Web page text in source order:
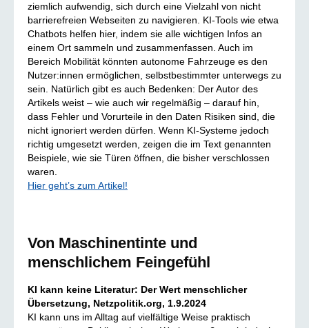
ziemlich aufwendig, sich durch eine Vielzahl von nicht
barrierefreien Webseiten zu navigieren. KI-Tools wie etwa
Chatbots helfen hier, indem sie alle wichtigen Infos an
einem Ort sammeln und zusammenfassen. Auch im
Bereich Mobilität könnten autonome Fahrzeuge es den
Nutzer:innen ermöglichen, selbstbestimmter unterwegs zu
sein. Natürlich gibt es auch Bedenken: Der Autor des
Artikels weist – wie auch wir regelmäßig – darauf hin,
dass Fehler und Vorurteile in den Daten Risiken sind, die
nicht ignoriert werden dürfen. Wenn KI-Systeme jedoch
richtig umgesetzt werden, zeigen die im Text genannten
Beispiele, wie sie Türen öffnen, die bisher verschlossen
waren.
Hier geht’s zum Artikel!
Von Maschinentinte und
menschlichem Feingefühl
KI kann keine Literatur: Der Wert menschlicher
Übersetzung, Netzpolitik.org, 1.9.2024
KI kann uns im Alltag auf vielfältige Weise praktisch